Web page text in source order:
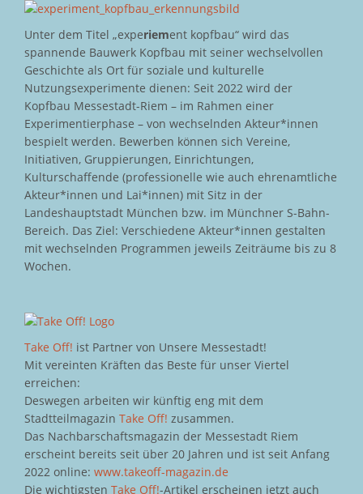
Unter dem Titel „experiement kopfbau“ wird das
spannende Bauwerk Kopfbau mit seiner wechselvollen
Geschichte als Ort für soziale und kulturelle
Nutzungsexperimente dienen: Seit 2022 wird der
Kopfbau Messestadt-Riem – im Rahmen einer
Experimentierphase – von wechselnden Akteur*innen
bespielt werden. Bewerben können sich Vereine,
Initiativen, Gruppierungen, Einrichtungen,
Kulturschaffende (professionelle wie auch ehrenamtliche
Akteur*innen und Lai*innen) mit Sitz in der
Landeshauptstadt München bzw. im Münchner S-Bahn-
Bereich. Das Ziel: Verschiedene Akteur*innen gestalten
mit wechselnden Programmen jeweils Zeiträume bis zu 8
Wochen.
Take Off! ist Partner von Unsere Messestadt!
Mit vereinten Kräften das Beste für unser Viertel
erreichen:
Deswegen arbeiten wir künftig eng mit dem
Stadtteilmagazin Take Off! zusammen.
Das Nachbarschaftsmagazin der Messestadt Riem
erscheint bereits seit über 20 Jahren und ist seit Anfang
2022 online: www.takeoff-magazin.de
Die wichtigsten Take Off!-Artikel erscheinen jetzt auch